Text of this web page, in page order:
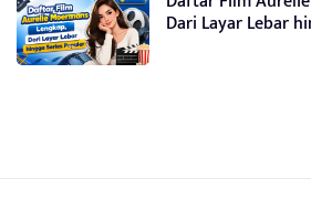
Dari Layar Lebar